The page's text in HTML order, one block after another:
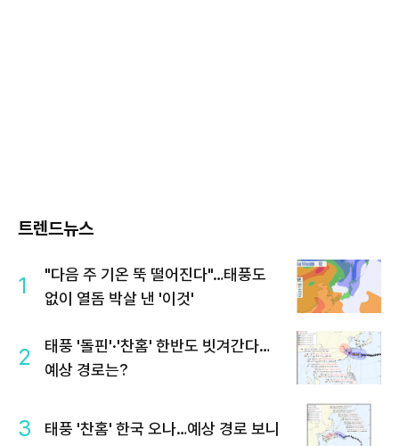
트렌드뉴스
1
"다음 주 기온 뚝 떨어진다"…태풍도
없이 열돔 박살 낸 '이것'
2
태풍 '돌핀'·'찬홈' 한반도 빗겨간다…
예상 경로는?
3 태풍 '찬홈' 한국 오나…예상 경로 보니